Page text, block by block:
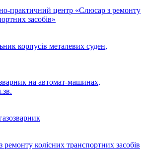
практичний центр «Слюсар з ремонту
засобів»
корпусів металевих суден,
на автомат-машинах,
ремонту колісних транспортних засобів